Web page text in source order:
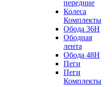
передние
Колеса
Комплекты
Обода 36H
Ободная
лента
Обода 48H
Пеги
Пеги
Комплекты